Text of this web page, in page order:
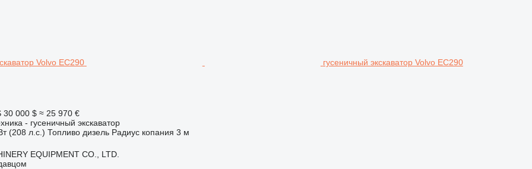
гусеничный экскаватор Volvo EC290
30 000 $ ≈ 25 970 €
- гусеничный экскаватор
(208 л.с.) Топливо дизель Радиус копания 3 м
EQUIPMENT CO., LTD.